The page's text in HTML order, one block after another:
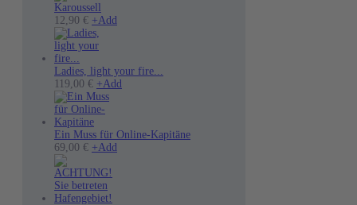
Karoussell
12,90 € +Add
Ladies, light your fire...
119,00 € +Add
Varianten
Ein Muss für Online-Kapitäne
69,00 € +Add